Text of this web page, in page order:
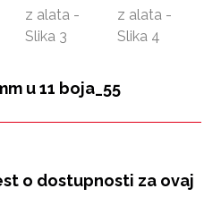
u 11 boja_55
o dostupnosti za ovaj